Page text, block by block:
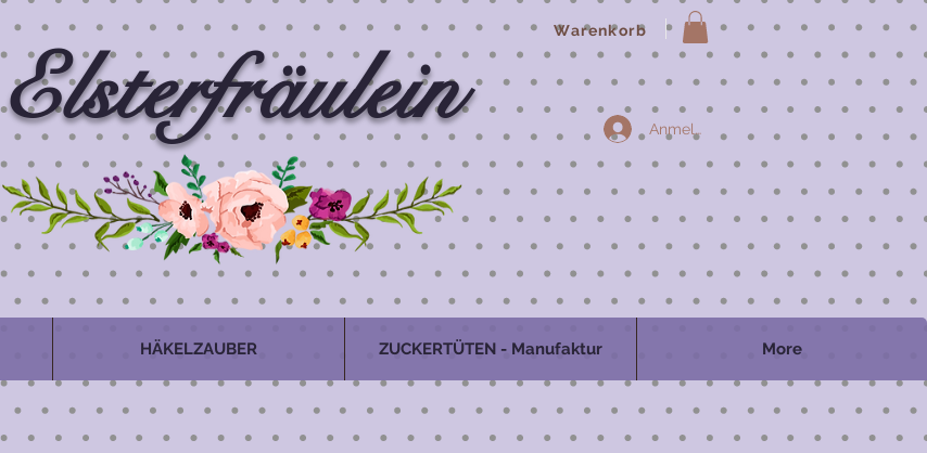
Warenkorb
Elsterfräulein
HÄKELZAUBER ZUCKERTÜTEN - Manufaktur More
Anmelden